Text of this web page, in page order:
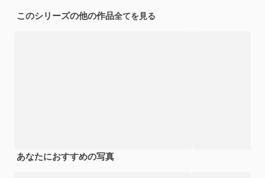
このシリーズの他の作品全てを見る
あなたにおすすめの写真